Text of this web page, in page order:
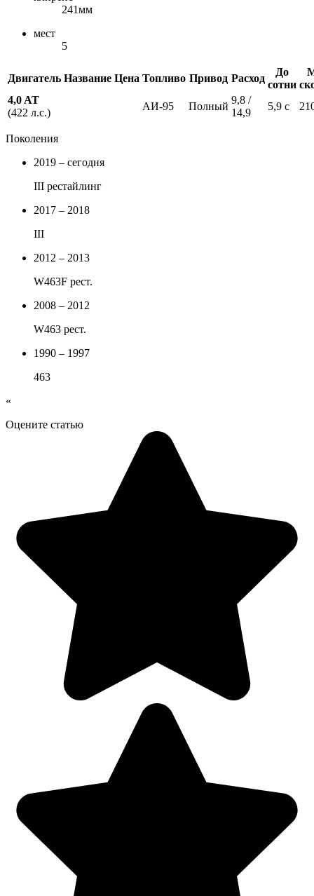
241мм
мест
5
Двигатель Название Цена Топливо Привод Расход
До
сотни
4,0 AT
(422 л.с.)
АИ-95 Полный
9,8 /
14,9
5,9 с
Поколения
2019 – сегодня
III рестайлинг
2017 – 2018
III
2012 – 2013
W463F рест.
2008 – 2012
W463 рест.
1990 – 1997
463
«
Оцените статью